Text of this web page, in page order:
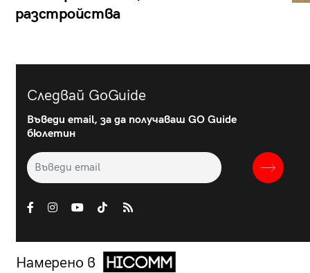
разстройства
Следвай GoGuide
Въведи email, за да получаваш GO Guide
бюлетин
Намерено в